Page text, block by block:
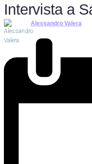
Intervista a
Alessandro Valera